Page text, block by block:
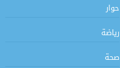
حوار
رياضة
صحة